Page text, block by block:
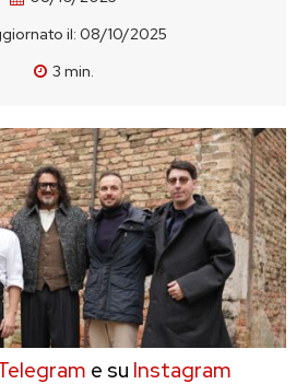
il: 08/10/2025
3 min.
e su Instagram